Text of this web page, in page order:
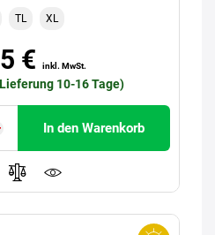
TL XL
€ inkl. MwSt.
10-16 Tage)
In den Warenkorb